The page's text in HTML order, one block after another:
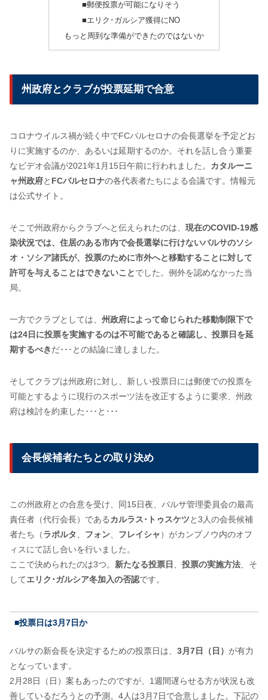
■郵便投票が可能になりそう
■エリク･ガルシア獲得にNO
もっと周到な準備ができたのではないか
州政府とクラブが投票延期で合意
コロナウイルス禍が続く中でFCバルセロナの会長選挙を予定どお
りに実施するのか、あるいは延期するのか。それを話し合う重要
なビデオ会議が2021年1月15日午前に行われました。 カタルーニ
ャ州政府と FCバルセロナの各代表者たちによる会議です。情報元
は公式サイト。
そこで州政府からクラブへと伝えられたのは、 現在のCOVID-19感
染状況では、住居のある市内で会長選挙に行けないバルサのソシ
オ・ソシア諸氏が、投票のために市外へと移動することに対して
許可を与えることはできないことでした。例外を認めなかった当
局。
一方でクラブとしては、 州政府によって命じられた移動制限下で
は24日に投票を実施するのは不可能であると確認し、投票日を延
期するべきだ･･･との結論に達しました。
そしてクラブは州政府に対し、新しい投票日には郵便での投票を
可能とするように現行のスポーツ法を改正するように要求、州政
府は検討を約束した･･･と･･･
会長候補者たちとの取り決め
この州政府との合意を受け、同15日夜、バルサ管理委員会の最高
責任者（代行会長）であるカルラス･トゥスケツと3人の会長候補
者たち（ラポルタ、 フォン、 フレイシャ）がカンプノウ内のオフ
ィスにて話し合いを行いました。
ここで決められたのは3つ。 新たなる投票日 、 投票の実施方法、そ
してエリク･ガルシア冬加入の否認です。
■投票日は3月7日か
バルサの新会長を決定するための投票日は、 3月7日（日） が有力
となっています。
2月28日（日）案もあったのですが、1週間遅らせる方が状況も改
善しているだろうとの予測。4人は3月7日で合意しました。下記の